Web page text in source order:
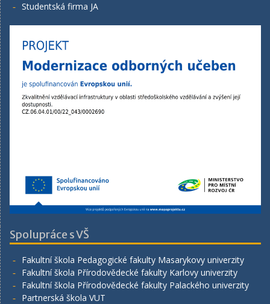
Studentská firma JA
Spolupráce s VŠ
Fakultní škola Pedagogické fakulty Masarykovy univerzity
Fakultní škola Přírodovědecké fakulty Karlovy univerzity
Fakultní škola Přírodovědecké fakulty Palackého univerzity
Partnerská škola VUT